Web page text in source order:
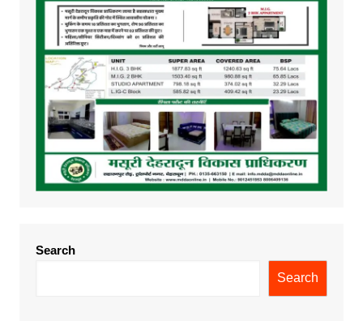
Search
Search